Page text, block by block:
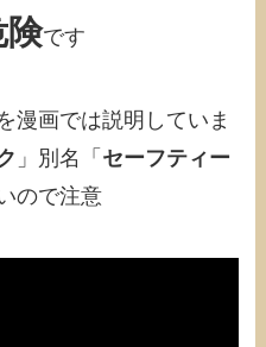
険です
漫画では説明していま
」別名「 セーフティー
ので注意